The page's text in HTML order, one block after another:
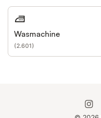
Wasmachine
(2.601)